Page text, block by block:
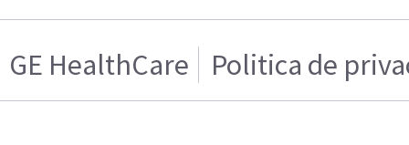
GE HealthCare Politica de